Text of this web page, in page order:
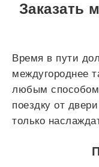
Заказать
Время в пути
междугороднее
любым
поездку от
только